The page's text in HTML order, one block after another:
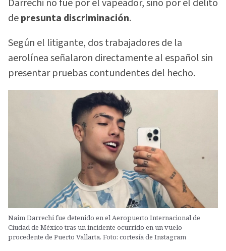
Darrechi no fue por el vapeador, sino por el delito
depresunta discriminación.
Según el litigante, dos trabajadores de la
aerolínea señalaron directamente al español sin
presentar pruebas contundentes del hecho.
Naim Darrechi fue detenido en el Aeropuerto Internacional de
Ciudad de México tras un incidente ocurrido en un vuelo
procedente de Puerto Vallarta. Foto: cortesía de Instagram